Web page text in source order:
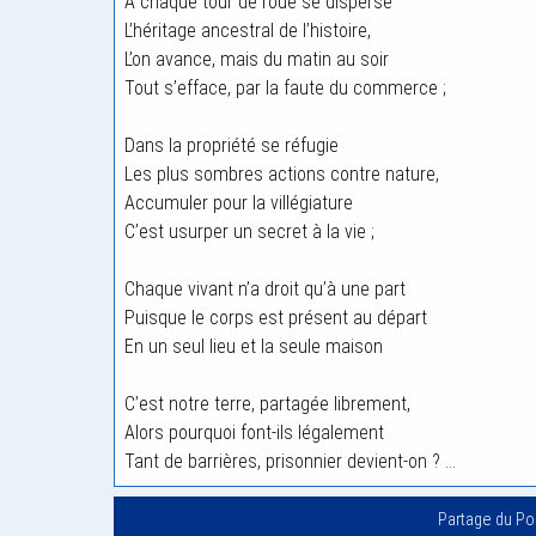
L’héritage ancestral de l’histoire,
L’on avance, mais du matin au soir
Tout s’efface, par la faute du commerce ;
Dans la propriété se réfugie
Les plus sombres actions contre nature,
Accumuler pour la villégiature
C’est usurper un secret à la vie ;
Chaque vivant n’a droit qu’à une part
Puisque le corps est présent au départ
En un seul lieu et la seule maison
C’est notre terre, partagée librement,
Alors pourquoi font-ils légalement
Tant de barrières, prisonnier devient-on ? …
Partage du